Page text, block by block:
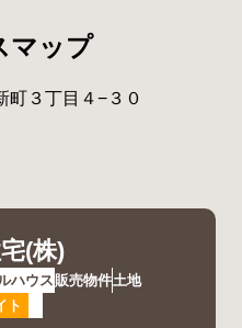
マップ
町３丁目４−３０
(株)
ハウス 販売物件土地
ト